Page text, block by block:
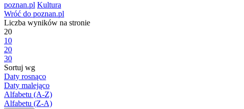
poznan.pl Kultura
Wróć do poznan.pl
Liczba wyników na stronie
20
10
20
30
Sortuj wg
Daty rosnąco
Daty malejąco
Alfabetu (A-Z)
Alfabetu (Z-A)